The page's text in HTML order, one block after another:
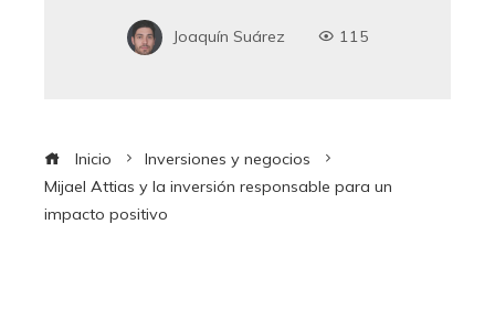
Joaquín Suárez 115
Inicio
Inversiones y negocios
Mijael Attias y la inversión responsable para un
impacto positivo